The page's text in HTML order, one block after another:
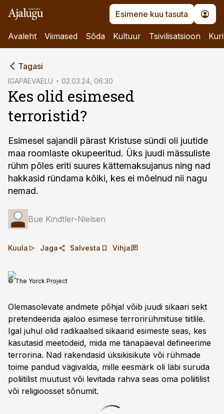
Esimene kuu tasuta
Avaleht Viimased Sõda Kultuur Tsivilisatsioon
Tagasi
IGAPÄEVAELU 02.03.24, 06:30
Kes olid esimesed
terroristid?
Esimesel sajandil pärast Kristuse sündi oli juutide
maa roomlaste okupeeritud. Üks juudi mässuliste
rühm põles eriti suures kättemaksujanus ning nad
hakkasid ründama kõiki, kes ei mõelnud nii nagu
nemad.
Bue Kindtler-Nielsen
Kuula Jaga Salvesta Vihja
© The Yorck Project
Olemasolevate andmete põhjal võib juudi sikaari sekt
pretendeerida ajaloo esimese terrorirühmituse tiitlile.
Igal juhul olid radikaalsed sikaarid esimeste seas, kes
kasutasid meetodeid, mida me tänapäeval defineerime
terrorina. Nad rakendasid üksikisikute või rühmade
toime pandud vägivalda, mille eesmärk oli läbi suruda
poliitilist muutust või levitada rahva seas oma poliitilist
või religioosset sõnumit.